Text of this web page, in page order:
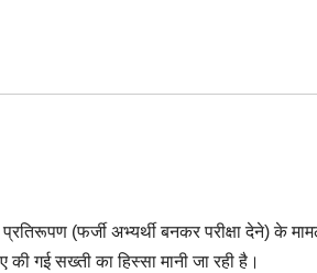
(फर्जी अभ्यर्थी बनकर परीक्षा देने) के
की गई सख्ती का हिस्सा मानी जा रही है।